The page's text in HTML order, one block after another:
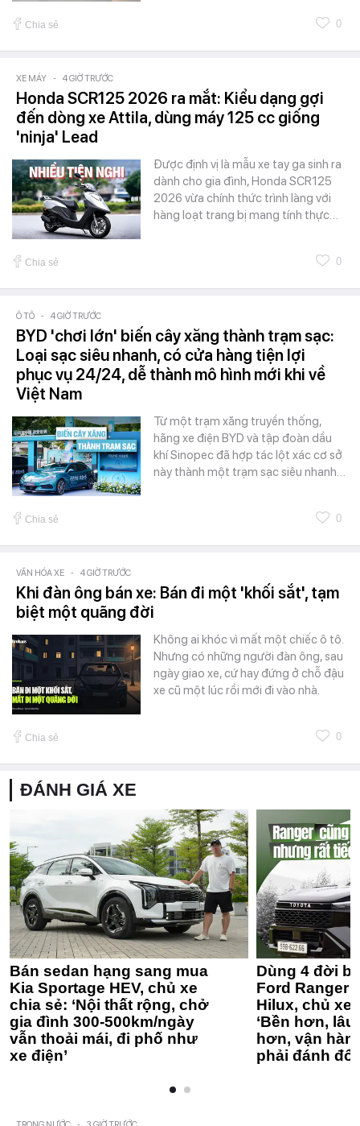
Chia sẻ 0
XE MÁY - 4 GIỜ TRƯỚC
Honda SCR125 2026 ra mắt: Kiểu dạng gợi
đến dòng xe Attila, dùng máy 125 cc giống
'ninja' Lead
Được định vị là mẫu xe tay ga sinh ra
dành cho gia đình, Honda SCR125
2026 vừa chính thức trình làng với
hàng loạt trang bị mang tính thực…
Chia sẻ 0
Ô TÔ - 4 GIỜ TRƯỚC
BYD 'chơi lớn' biến cây xăng thành trạm sạc:
Loại sạc siêu nhanh, có cửa hàng tiện lợi
phục vụ 24/24, dễ thành mô hình mới khi về
Việt Nam
Từ một trạm xăng truyền thống,
hãng xe điện BYD và tập đoàn dầu
khí Sinopec đã hợp tác lột xác cơ sở
này thành một trạm sạc siêu nhanh…
Chia sẻ 0
VĂN HÓA XE - 4 GIỜ TRƯỚC
Khi đàn ông bán xe: Bán đi một 'khối sắt', tạm
biệt một quãng đời
Không ai khóc vì mất một chiếc ô tô.
Nhưng có những người đàn ông, sau
ngày giao xe, cứ hay đứng ở chỗ đậu
xe cũ một lúc rồi mới đi vào nhà.
Chia sẻ 0
ĐÁNH GIÁ XE
Bán sedan hạng sang mua
Kia Sportage HEV, chủ xe
chia sẻ: ‘Nội thất rộng, chở
gia đình 300-500km/ngày
vẫn thoải mái, đi phố như
xe điện’
Dùng 4 đời
Ford Ranger
Hilux, chủ xe
‘Bền hơn,
hơn, vận
phải đánh